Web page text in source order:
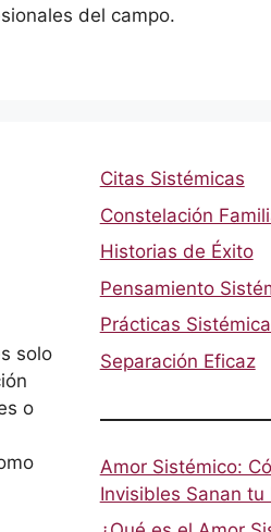
del campo.
solo
o
Citas Sistémicas
Constelación
Historias de Éxito
Pensamiento
Prácticas
Separación Eficaz
Amor Sistémico:
Invisibles Sanan tu